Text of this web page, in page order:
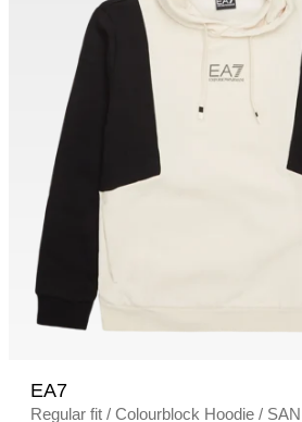
EA7
Regular fit / Colourblock Hoodie /